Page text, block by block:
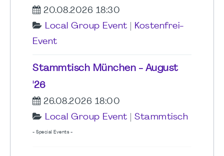
20.08.2026 18:30
Local Group Event
Kostenfrei-
Event
Stammtisch München - August
'26
26.08.2026 18:00
Local Group Event
Stammtisch
- Special Events -